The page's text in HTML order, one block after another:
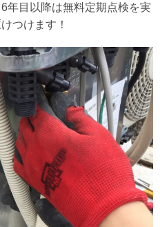
年目以降は無料定期点検を実
つけます！